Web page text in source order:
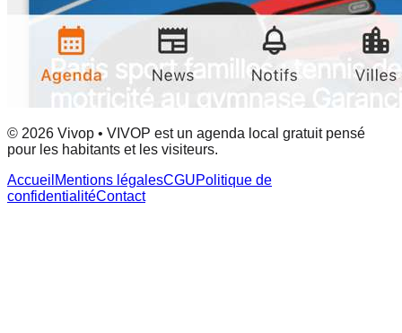
© 2026 Vivop • VIVOP est un agenda local gratuit pensé
pour les habitants et les visiteurs.
Accueil Mentions légalesCGUPolitique de
confidentialitéContact